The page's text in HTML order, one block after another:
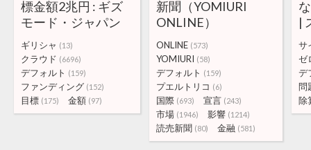
標金額2兆円 : ギズ
モード・ジャパン
ギリシャ (13)
クラウド (6696)
デフォルト (159)
ファンディング (152)
目標 (175) 金額 (97)
新聞（YOMIURI
ONLINE）
ONLINE (573)
YOMIURI (58)
デフォルト (159)
プエルトリコ (6)
国際 (693) 宣言 (243)
市場 (1946) 影響 (1214)
読売新聞 (80) 金融 (581)
|
サ
ゼ
デ
問
除